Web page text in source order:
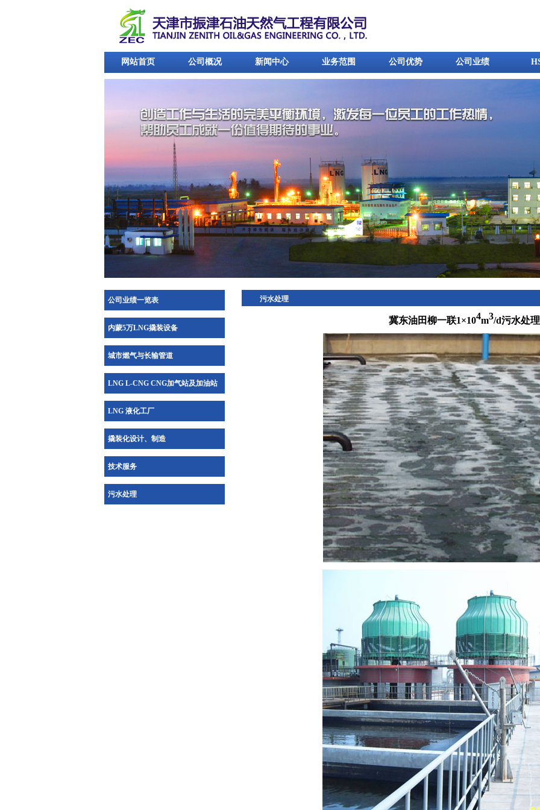
网站首页 公司概况 新闻中心 业务范围 公司优势 公司业绩
公司业绩一览表
内蒙5万LNG撬装设备
城市燃气与长输管道
LNG L-CNG CNG加气站及加油站
LNG 液化工厂
撬装化设计、制造
技术服务
污水处理
污水处理
冀东油田柳一联1×104m3/d污水处